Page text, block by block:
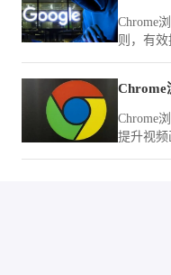
Chrome
则，有效
Chrome
Chrome
提升视频